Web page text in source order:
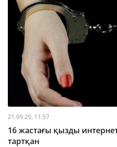
21.09.20, 11:57
16 жастағы қызды
тартқан